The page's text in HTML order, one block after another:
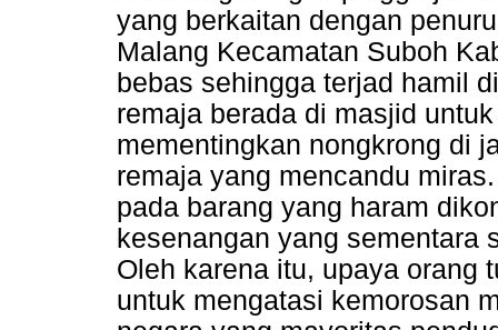
yang berkaitan dengan
Malang Kecamatan Suboh
bebas sehingga terjad hamil
remaja berada di masjid
mementingkan nongkrong di
remaja yang mencandu
pada barang yang haram
kesenangan yang sementara
Oleh karena itu, upaya orang
untuk mengatasi kemorosan